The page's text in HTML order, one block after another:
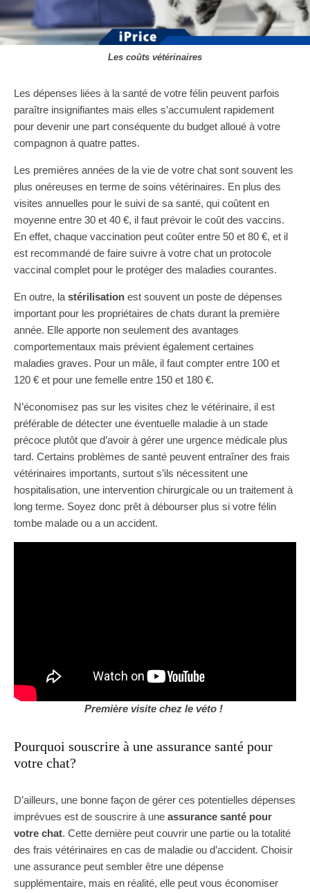
Les coûts vétérinaires
Les dépenses liées à la santé de votre félin peuvent parfois
paraître insignifiantes mais elles s’accumulent rapidement
pour devenir une part conséquente du budget alloué à votre
compagnon à quatre pattes.
Les premières années de la vie de votre chat sont souvent les
plus onéreuses en terme de soins vétérinaires. En plus des
visites annuelles pour le suivi de sa santé, qui coûtent en
moyenne entre 30 et 40 €, il faut prévoir le coût des vaccins.
En effet, chaque vaccination peut coûter entre 50 et 80 €, et il
est recommandé de faire suivre à votre chat un protocole
vaccinal complet pour le protéger des maladies courantes.
En outre, la stérilisation est souvent un poste de dépenses
important pour les propriétaires de chats durant la première
année. Elle apporte non seulement des avantages
comportementaux mais prévient également certaines
maladies graves. Pour un mâle, il faut compter entre 100 et
120 € et pour une femelle entre 150 et 180 €.
N’économisez pas sur les visites chez le vétérinaire, il est
préférable de détecter une éventuelle maladie à un stade
précoce plutôt que d’avoir à gérer une urgence médicale plus
tard. Certains problèmes de santé peuvent entraîner des frais
vétérinaires importants, surtout s’ils nécessitent une
hospitalisation, une intervention chirurgicale ou un traitement à
long terme. Soyez donc prêt à débourser plus si votre félin
tombe malade ou a un accident.
Première visite chez le véto !
Pourquoi souscrire à une assurance santé pour
votre chat?
D’ailleurs, une bonne façon de gérer ces potentielles dépenses
imprévues est de souscrire à une assurance santé pour
votre chat. Cette dernière peut couvrir une partie ou la totalité
des frais vétérinaires en cas de maladie ou d’accident. Choisir
une assurance peut sembler être une dépense
supplémentaire, mais en réalité, elle peut vous économiser